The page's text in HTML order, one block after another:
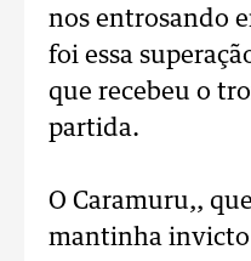
nos entrosando
foi essa
que recebeu o
partida.
O Caramuru,,
mantinha invicto